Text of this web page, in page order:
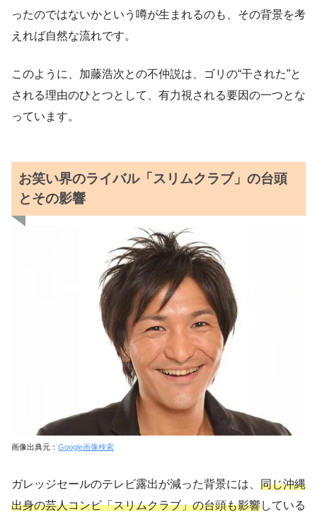
ったのではないかという噂が生まれるのも、その背景を考
えれば自然な流れです。
このように、加藤浩次との不仲説は、ゴリの“干された”と
される理由のひとつとして、有力視される要因の一つとな
っています。
お笑い界のライバル「スリムクラブ」の台頭
とその影響
画像出典元： Google画像検索
ガレッジセールのテレビ露出が減った背景には、 同じ沖縄
出身の芸人コンビ「スリムクラブ」の台頭も影響している